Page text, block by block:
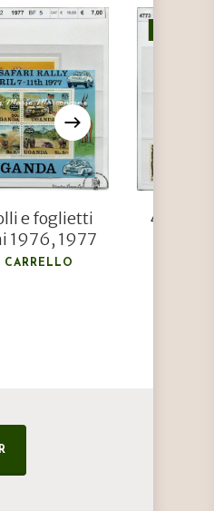
e foglietti
1976, 1977
4773